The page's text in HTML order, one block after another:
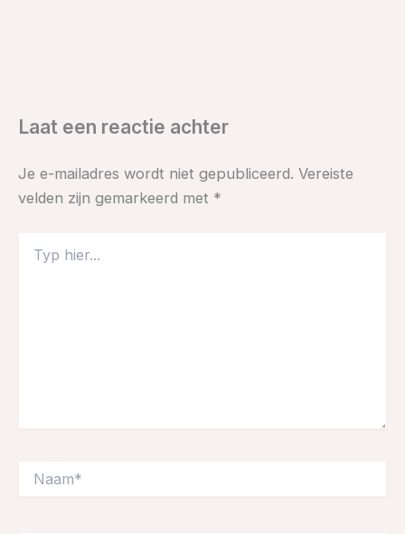
Laat een reactie achter
Je e-mailadres wordt niet gepubliceerd. Vereiste
velden zijn gemarkeerd met *
hier...